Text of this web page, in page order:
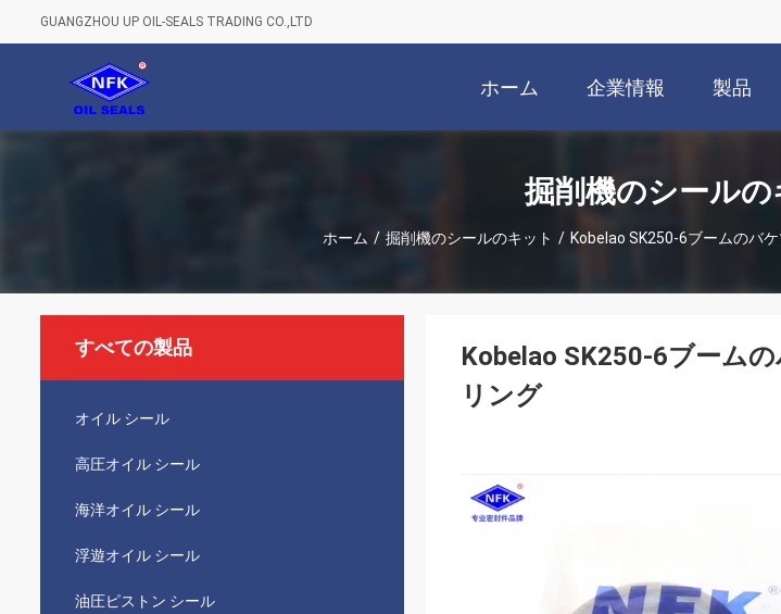
GUANGZHOU UP OIL-SEALS TRADING CO.,LTD
ホーム 企業情報 製品
掘削機のシール
ホーム / 掘削機のシールのキット / Kobelao SK250-6ブームのバ
すべての製品
オイル シール
高圧オイル シール
海洋オイル シール
浮遊オイル シール
油圧ピストン シール
Kobelao SK250-6ブーム
リング